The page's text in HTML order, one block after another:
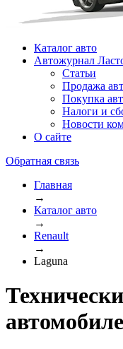
Каталог авто
Автожурнал
Статьи
Продажа
Покупка
Налоги и
Новости
О сайте
Обратная связь
Главная
→
Каталог авто
→
Renault
→
Laguna